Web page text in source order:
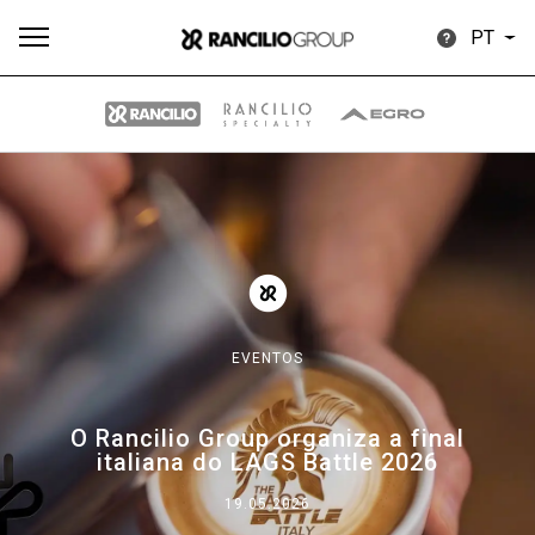
PT
EVENTOS
O Rancilio Group organiza a final
italiana do LAGS Battle 2026
19.05.2026
Produtos Descarregar
Our brands
Group